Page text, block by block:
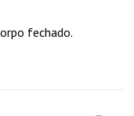
fechado.